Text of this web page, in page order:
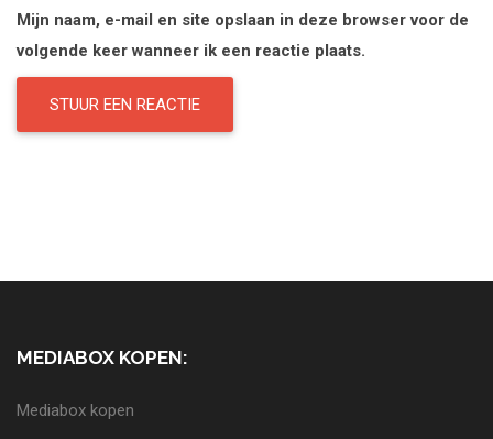
Mijn naam, e-mail en site opslaan in deze browser voor de
volgende keer wanneer ik een reactie plaats.
MEDIABOX KOPEN:
Mediabox kopen